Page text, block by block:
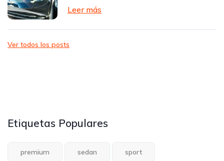
Leer más
Ver todos los posts
Etiquetas Populares
premium sedan sport